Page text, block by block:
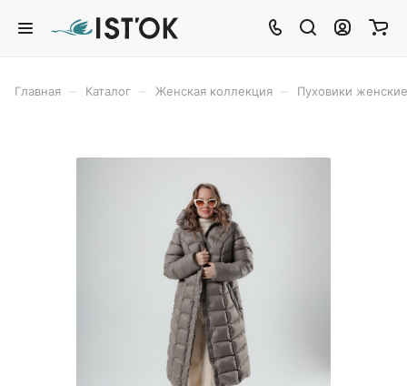
Главная Каталог Женская коллекция Пуховики женские